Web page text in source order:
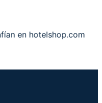
en hotelshop.com